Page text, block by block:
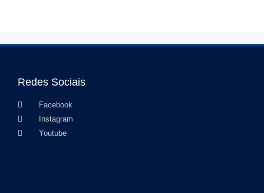
Redes Sociais
Facebook
Instagram
Youtube